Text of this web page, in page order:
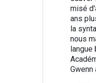
misé
ans
la
nous
langue
Gwenn